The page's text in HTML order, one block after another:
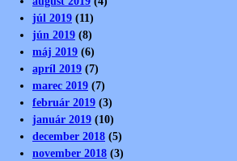
júl 2019 (11)
jún 2019 (8)
máj 2019 (6)
apríl 2019 (7)
marec 2019 (7)
február 2019 (3)
január 2019 (10)
december 2018 (5)
november 2018 (3)